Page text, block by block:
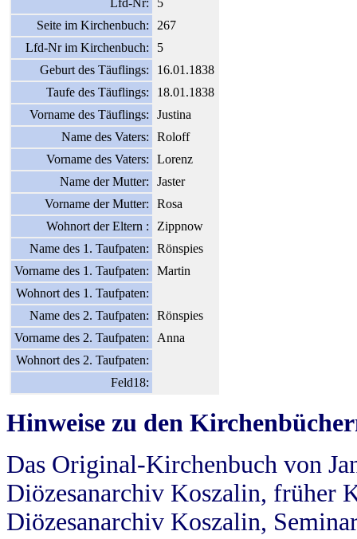
Lfd-Nr:
5
Seite im Kirchenbuch:
267
Lfd-Nr im Kirchenbuch:
5
Geburt des Täuflings:
16.01.1838
Taufe des Täuflings:
18.01.1838
Vorname des Täuflings:
Justina
Name des Vaters:
Roloff
Vorname des Vaters:
Lorenz
Name der Mutter:
Jaster
Vorname der Mutter:
Rosa
Wohnort der Eltern :
Zippnow
Name des 1. Taufpaten:
Rönspies
Vorname des 1. Taufpaten:
Martin
Wohnort des 1. Taufpaten:
Name des 2. Taufpaten:
Rönspies
Vorname des 2. Taufpaten:
Anna
Wohnort des 2. Taufpaten:
Feld18:
Hinweise zu den
Das Original-Kirchenbuch von
Diözesanarchiv Koszalin, früher
Diözesanarchiv Koszalin,